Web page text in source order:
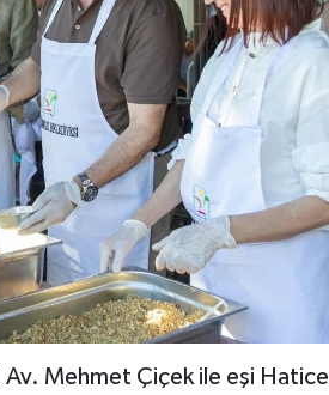
Av. Mehmet Çiçek ile eşi Hatice